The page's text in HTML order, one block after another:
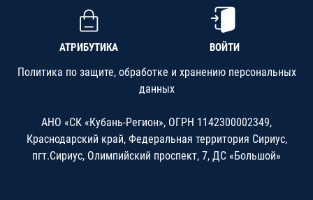
АТРИБУТИКА ВОЙТИ
Политика по защите, обработке и хранению персональных
данных
АНО «СК «Кубань-Регион», ОГРН 1142300002349,
Краснодарский край, Федеральная территория Сириус,
пгт.Сириус, Олимпийский проспект, 7, ДС «Большой»